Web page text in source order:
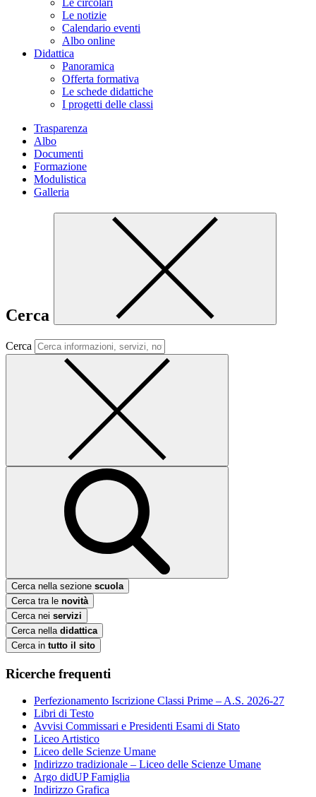
Le circolari
Le notizie
Calendario eventi
Albo online
Didattica
Panoramica
Offerta formativa
Le schede didattiche
I progetti delle classi
Trasparenza
Albo
Documenti
Formazione
Modulistica
Galleria
Cerca
Cerca
Cerca nella sezione scuola
Cerca tra le novità
Cerca nei servizi
Cerca nella didattica
Cerca in tutto il sito
Ricerche frequenti
Perfezionamento Iscrizione Classi Prime – A.S. 2026-27
Libri di Testo
Avvisi Commissari e Presidenti Esami di Stato
Liceo Artistico
Liceo delle Scienze Umane
Indirizzo tradizionale – Liceo delle Scienze Umane
Argo didUP Famiglia
Indirizzo Grafica